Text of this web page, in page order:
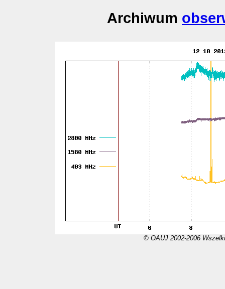
Archiwum
© OAUJ 2002-2006